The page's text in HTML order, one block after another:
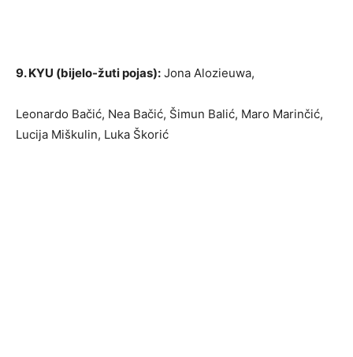
9. KYU (bijelo-žuti pojas): Jona Alozieuwa,
Leonardo Bačić, Nea Bačić, Šimun Balić, Maro Marinčić,
Lucija Miškulin, Luka Škorić